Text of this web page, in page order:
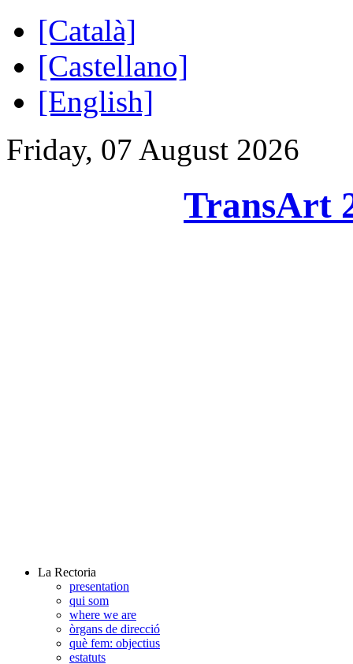
[Català]
[Castellano]
[English]
Friday, 07 August 2026
TransArt
La Rectoria
presentation
qui som
where we are
òrgans de direcció
què fem: objectius
estatuts